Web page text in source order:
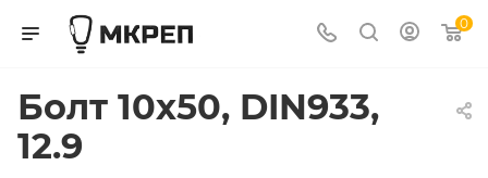
0
Болт 10х50, DIN933,
12.9